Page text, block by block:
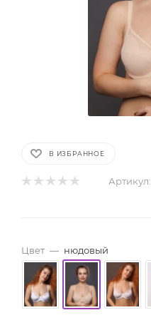
В ИЗБРАННОЕ
Артикул:
Цвет — нюдовый